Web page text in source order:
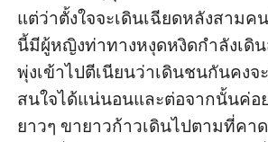
แต่ว่าตั้งใจจะเดินเฉียดหลังสาม
นี้มีผู้หญิงท่าทางหงุดหงิดกำลังเดิ
พุ่งเข้าไปตีเนียนว่าเดินชนกันคงจ
สนใจได้แน่นอนและต่อจากนั้นค่อ
ยาวๆ ขายาวก้าวเดินไปตามที่คา